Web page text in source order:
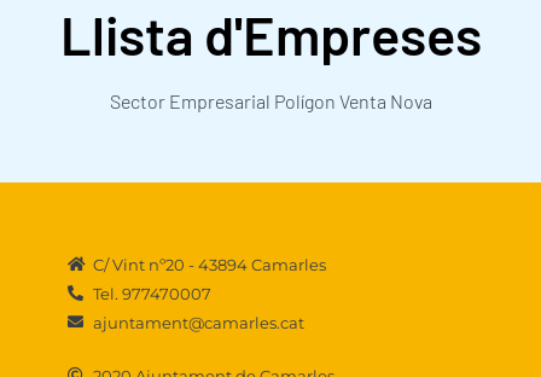
Llista d'Empreses
Sector Empresarial Polígon Venta Nova
C/ Vint nº20 - 43894 Camarles
Tel. 977470007
ajuntament@camarles.cat